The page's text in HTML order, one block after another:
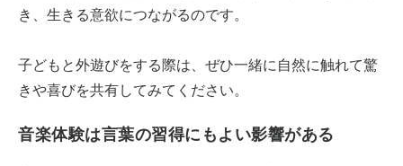
き、生きる意欲につながるのです。
子どもと外遊びをする際は、ぜひ一緒に自然に触れて驚
きや喜びを共有してみてください。
音楽体験は言葉の習得にもよい影響がある